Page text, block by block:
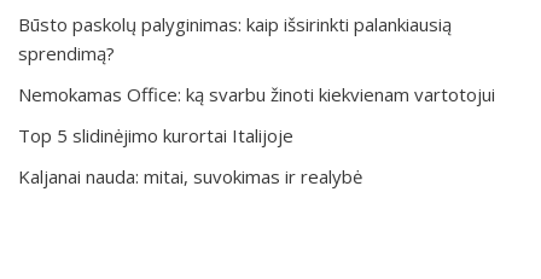
Būsto paskolų palyginimas: kaip išsirinkti palankiausią
sprendimą?
Nemokamas Office: ką svarbu žinoti kiekvienam vartotojui
Top 5 slidinėjimo kurortai Italijoje
Kaljanai nauda: mitai, suvokimas ir realybė